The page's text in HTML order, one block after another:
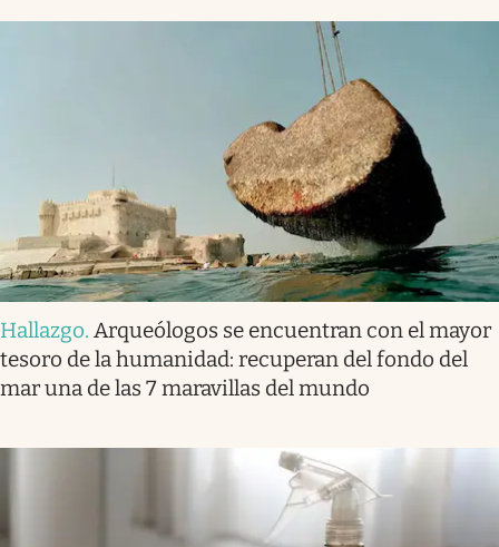
Hallazgo. Arqueólogos se encuentran con el mayor
tesoro de la humanidad: recuperan del fondo del
mar una de las 7 maravillas del mundo